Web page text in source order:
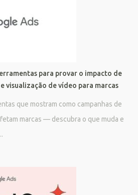
para provar o impacto de
visualização de vídeo para marcas
que mostram como campanhas de
marcas — descubra o que muda e